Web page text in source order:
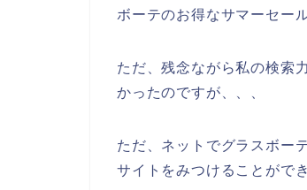
ボーテのお得なサマーセー
ただ、残念ながら私の検索
かったのですが、、、
ただ、ネットでグラスボー
サイトをみつけることがで